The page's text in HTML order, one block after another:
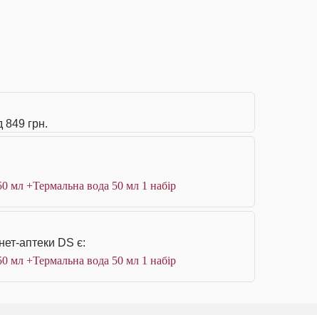
849 грн.
мл +Термальна вода 50 мл 1 набір
аптеки DS є:
мл +Термальна вода 50 мл 1 набір